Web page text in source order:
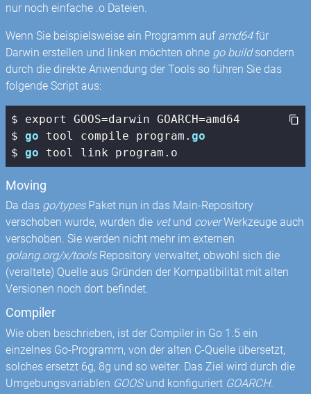
nur noch einfache .o Dateien.
Wenn Sie beispielsweise ein Programm auf amd64für
Darwin erstellen und linken möchten ohne go buildsondern
durch die direkte Anwendung der Tools so führen Sie das
folgende Script aus:
$ export GOOS=darwin GOARCH=amd64
$ go tool compile program.go
$ go tool link program.o
Moving
Da das go/typesPaket nun in das Main-Repository
verschoben wurde, wurden die vetund coverWerkzeuge auch
verschoben. Sie werden nicht mehr im externen
golang.org/x/toolsRepository verwaltet, obwohl sich die
(veraltete) Quelle aus Gründen der Kompatibilität mit alten
Versionen noch dort befindet.
Compiler
Wie oben beschrieben, ist der Compiler in Go 1.5 ein
einzelnes Go-Programm, von der alten C-Quelle übersetzt,
solches ersetzt 6g, 8g und so weiter. Das Ziel wird durch die
Umgebungsvariablen GOOSund konfiguriert GOARCH.